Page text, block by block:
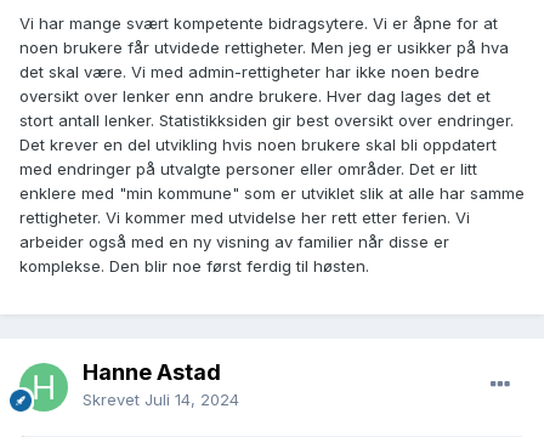
? Jeg mener ikke fulle
adminrettigheter, men for eksempel tilgang til oversiktsbilde
over alle relasjoner og andre forslag her fra tråden som vil
gjøre det enklere å koble riktig ved komplekse
familiesituasjoner mm.
Det er nok flere av oss med relevant bakgrunn (IT, arkiv etc)
som kunne ha tatt på seg en slik rolle, frivillig og underlagt
instruksjon fra dere som jobber med det til vanlig,
selvfølgelig. Dette kunne ha avlastet litt «brukerstøtte» også,
om det hadde vært ønskelig.
Og om jeg kunne fått oppfylt et ønske til, ville det vært at
Vi har mange svært kompetente bidragsytere. Vi er åpne for at
noen brukere får utvidede rettigheter. Men jeg er usikker på hva
det skal være. Vi med admin-rettigheter har ikke noen bedre
oversikt over lenker enn andre brukere. Hver dag lages det et
stort antall lenker. Statistikksiden gir best oversikt over endringer.
Det krever en del utvikling hvis noen brukere skal bli oppdatert
med endringer på utvalgte personer eller områder. Det er litt
enklere med "min kommune" som er utviklet slik at alle har samme
rettigheter. Vi kommer med utvidelse her rett etter ferien. Vi
arbeider også med en ny visning av familier når disse er
komplekse. Den blir noe først ferdig til høsten.
Hanne Astad
Skrevet Juli 14, 2024